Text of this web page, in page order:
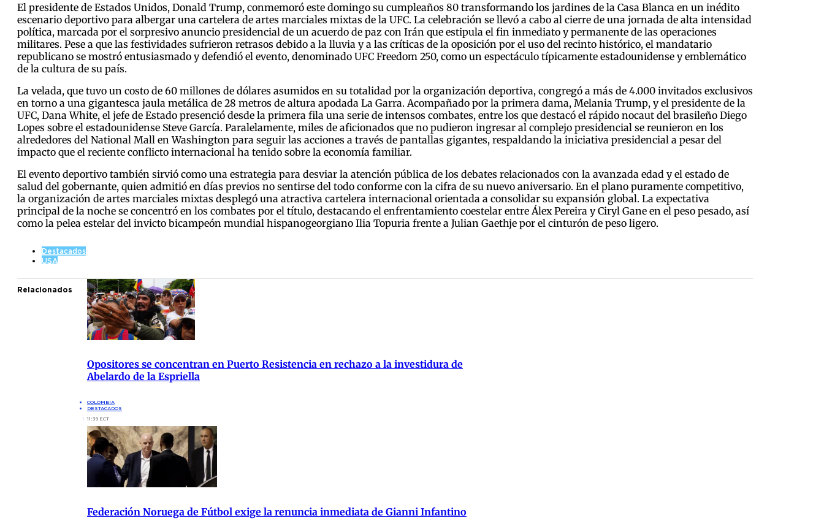
El presidente de Estados Unidos, Donald Trump, conmemoró este domingo su cumpleaños 80 transformando los jardines de la Casa Blanca en un inédito
escenario deportivo para albergar una cartelera de artes marciales mixtas de la UFC. La celebración se llevó a cabo al cierre de una jornada de alta intensidad
política, marcada por el sorpresivo anuncio presidencial de un acuerdo de paz con Irán que estipula el fin inmediato y permanente de las operaciones
militares. Pese a que las festividades sufrieron retrasos debido a la lluvia y a las críticas de la oposición por el uso del recinto histórico, el mandatario
republicano se mostró entusiasmado y defendió el evento, denominado UFC Freedom 250, como un espectáculo típicamente estadounidense y emblemático
de la cultura de su país.
La velada, que tuvo un costo de 60 millones de dólares asumidos en su totalidad por la organización deportiva, congregó a más de 4.000 invitados exclusivos
en torno a una gigantesca jaula metálica de 28 metros de altura apodada La Garra. Acompañado por la primera dama, Melania Trump, y el presidente de la
UFC, Dana White, el jefe de Estado presenció desde la primera fila una serie de intensos combates, entre los que destacó el rápido nocaut del brasileño Diego
Lopes sobre el estadounidense Steve García. Paralelamente, miles de aficionados que no pudieron ingresar al complejo presidencial se reunieron en los
alrededores del National Mall en Washington para seguir las acciones a través de pantallas gigantes, respaldando la iniciativa presidencial a pesar del
impacto que el reciente conflicto internacional ha tenido sobre la economía familiar.
El evento deportivo también sirvió como una estrategia para desviar la atención pública de los debates relacionados con la avanzada edad y el estado de
salud del gobernante, quien admitió en días previos no sentirse del todo conforme con la cifra de su nuevo aniversario. En el plano puramente competitivo,
la organización de artes marciales mixtas desplegó una atractiva cartelera internacional orientada a consolidar su expansión global. La expectativa
principal de la noche se concentró en los combates por el título, destacando el enfrentamiento coestelar entre Álex Pereira y Ciryl Gane en el peso pesado, así
como la pelea estelar del invicto bicampeón mundial hispanogeorgiano Ilia Topuria frente a Julian Gaethje por el cinturón de peso ligero.
Destacados
USA
Relacionados
Opositores se concentran en Puerto Resistencia en rechazo a la investidura de
Abelardo de la Espriella
COLOMBIA
DESTACADOS
11:39 ECT
Federación Noruega de Fútbol exige la renuncia inmediata de Gianni Infantino